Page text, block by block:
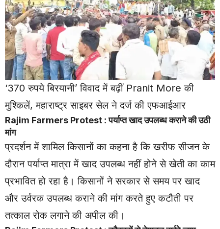
‘370 रुपये बिरयानी’ विवाद में बढ़ीं Pranit More की
मुश्किलें, महाराष्ट्र साइबर सेल ने दर्ज की एफआईआर
Rajim Farmers Protest : पर्याप्त खाद उपलब्ध कराने की उठी
मांग
प्रदर्शन में शामिल किसानों का कहना है कि खरीफ सीजन के
दौरान पर्याप्त मात्रा में खाद उपलब्ध नहीं होने से खेती का काम
प्रभावित हो रहा है। किसानों ने सरकार से समय पर खाद
और उर्वरक उपलब्ध कराने की मांग करते हुए कटौती पर
तत्काल रोक लगाने की अपील की।